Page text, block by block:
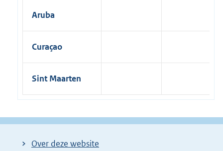
Aruba
Curaçao
Sint Maarten
Over deze website